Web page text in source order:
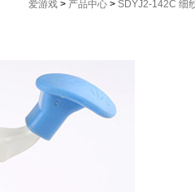
爱游戏 > 产品中心 > SDYJ2-142C 细